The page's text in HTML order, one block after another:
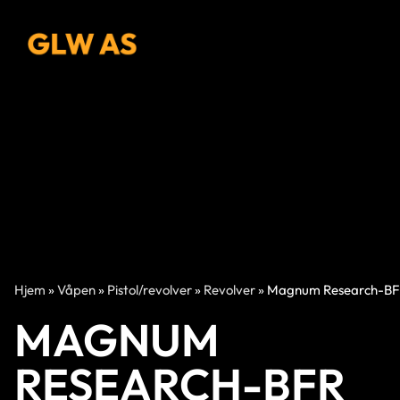
Hjem »Våpen» Pistol/revolver» Revolver» Magnum Research-
MAGNUM
RESEARCH-BFR